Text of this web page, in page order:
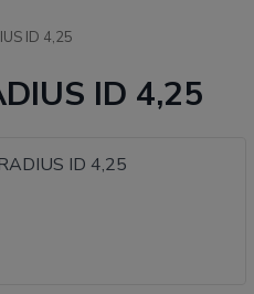
ID 4,25
ID 4,25